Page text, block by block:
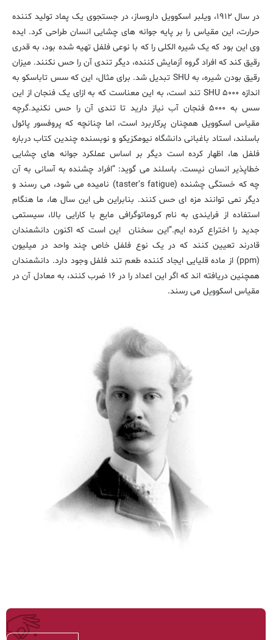
در سال ۱۹۱۲، ویلبر اسکوویل داروساز، در جستجوی یک پماد تولید کننده
حرارت، این مقیاس را بر پایه جوانه های چشایی انسان طراحی کرد. ایده
وی این بود که یک شیره الکلی را که با نوعی فلفل تهیه شده بود، به قدری
رقیق کند که افراد گروه آزمایش کننده، دیگر تندی آن را حس نکنند. میزان
رقیق بودن شیره، به SHU تبدیل شد. برای مثال، این که سس تاباسکو به
اندازه ۵۰۰۰ SHU تند است، به این معناست که به ازای یک فنجان از این
سس به ۵۰۰۰ فنجان آب نیاز دارید تا تندی آن را حس نکنید.گرچه
مقیاس اسکوویل همچنان پرکاربرد است، اما چنانچه که پروفسور پائول
باسلند، استاد باغبانی دانشگاه نیومکزیکو و نوبسنده چندین کتاب درباره
فلفل ها، اظهار کرده است دیگر بر اساس عملکرد جوانه های چشایی
خطاپذیر انسان نیست. باسلند می گوید: “افراد چشنده به آسانی به آن
چه که خستگی چشنده (taster’s fatigue) نامیده می شود، می رسند و
دیگر نمی توانند مزه ای حس کنند. بنابراین طی این سال ها، ما هنگام
استفاده از فرایندی به نام کروماتوگرافی مایع با کارایی بالا، سیستمی
جدید را اختراع کرده ایم.”این سخنان این است که اکنون دانشمندان
قادرند تعیین کنند که در یک نوع فلفل خاص چند واحد در میلیون
(ppm) از ماده قلیایی ایجاد کننده طعم تند فلفل وجود دارد. دانشمندان
همچنین دریافته اند که اگر این اعداد را در ۱۶ ضرب کنند، به معادل آن در
مقیاس اسکوویل می رسند.